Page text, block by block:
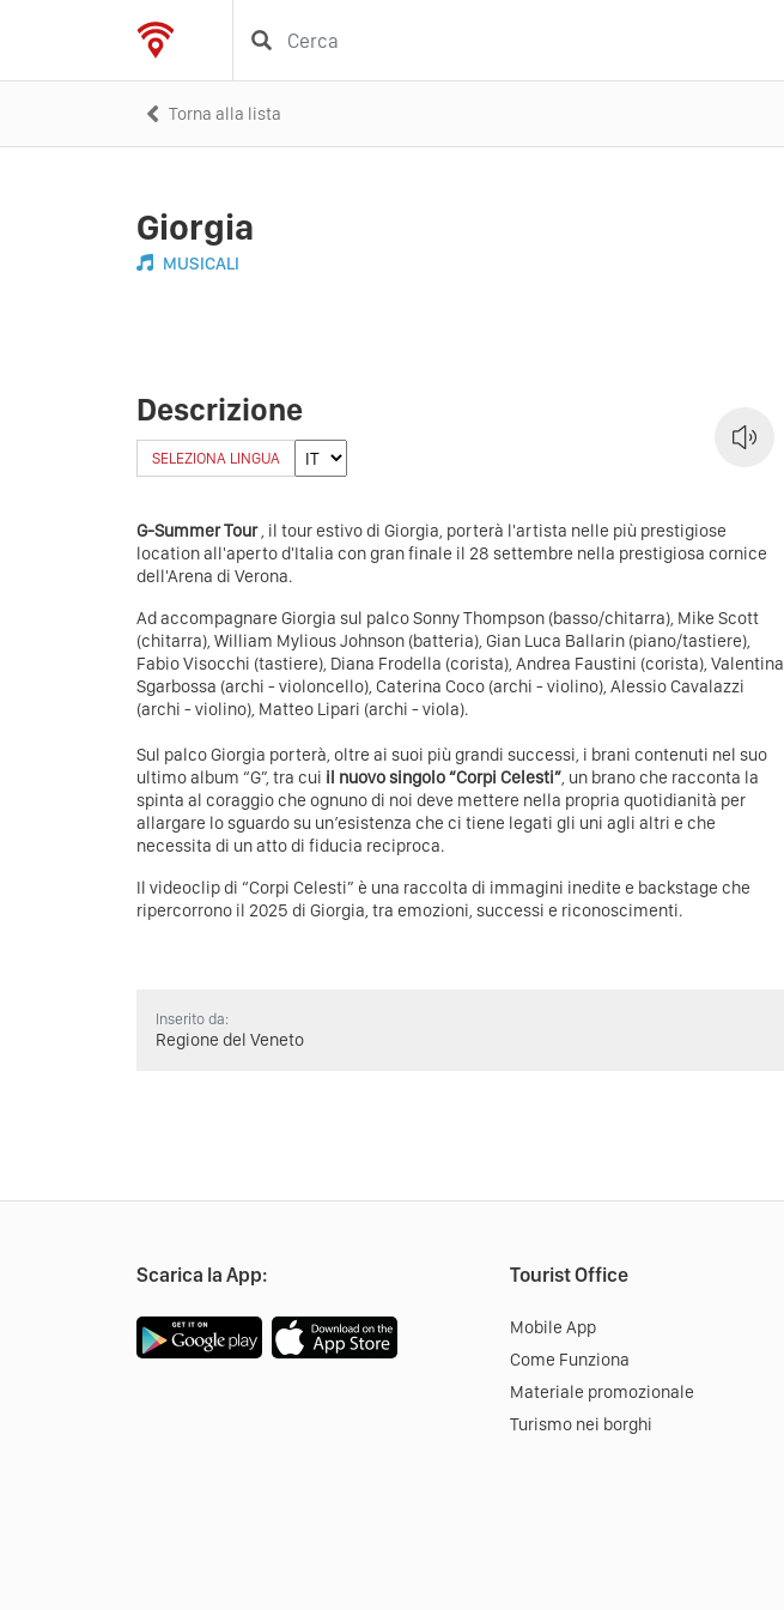
Torna alla lista
Giorgia
MUSICALI
Descrizione
SELEZIONA LINGUA
G-Summer Tour, il tour estivo di Giorgia, porterà l'artista nelle più prestigiose
location all'aperto d'Italia con gran finale il 28 settembre nella prestigiosa cornice
dell'Arena di Verona.
Ad accompagnare Giorgia sul palco Sonny Thompson (basso/chitarra), Mike Scott
(chitarra), William Mylious Johnson (batteria), Gian Luca Ballarin (piano/tastiere),
Fabio Visocchi (tastiere), Diana Frodella (corista), Andrea Faustini (corista), Valentina
Sgarbossa (archi - violoncello), Caterina Coco (archi - violino), Alessio Cavalazzi
(archi - violino), Matteo Lipari (archi - viola).
Sul palco Giorgia porterà, oltre ai suoi più grandi successi, i brani contenuti nel suo
ultimo album “G”, tra cui il nuovo singolo “Corpi Celesti”, un brano che racconta la
spinta al coraggio che ognuno di noi deve mettere nella propria quotidianità per
allargare lo sguardo su un’esistenza che ci tiene legati gli uni agli altri e che
necessita di un atto di fiducia reciproca.
Il videoclip di “Corpi Celesti” è una raccolta di immagini inedite e backstage che
ripercorrono il 2025 di Giorgia, tra emozioni, successi e riconoscimenti.
Inserito da:
Regione del Veneto
Scarica la App: Tourist Office
Mobile App
Come Funziona
Materiale promozionale
Turismo nei borghi